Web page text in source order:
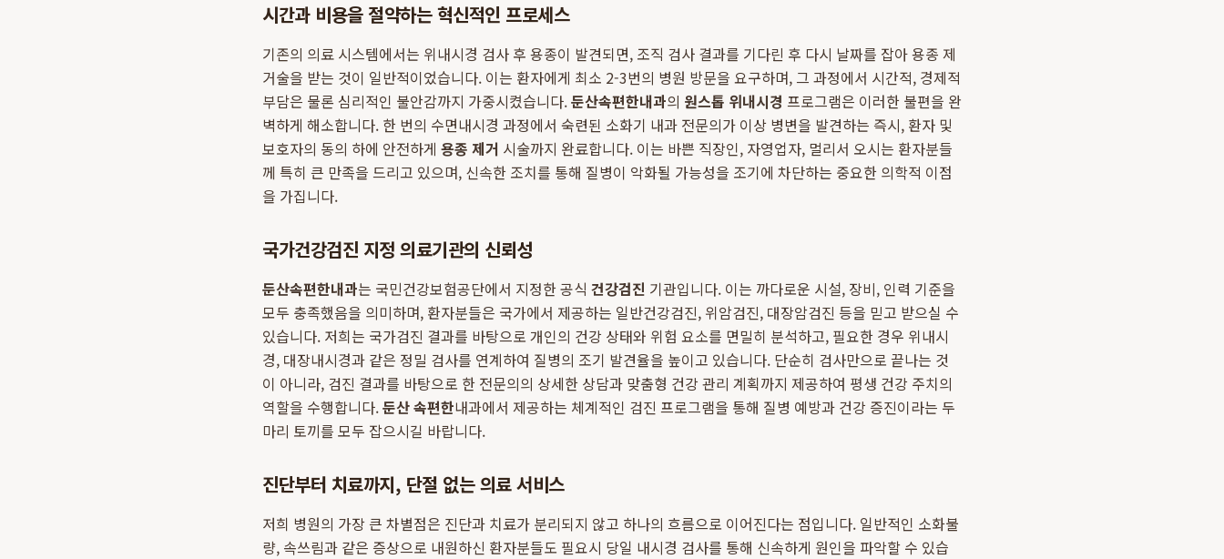
시간과 비용을 절약하는 혁신적인 프로세스
기존의 의료 시스템에서는 위내시경 검사 후 용종이 발견되면, 조직 검사 결과를 기다린 후 다시 날짜를 잡아 용종 제
거술을 받는 것이 일반적이었습니다. 이는 환자에게 최소 2-3번의 병원 방문을 요구하며, 그 과정에서 시간적, 경제적
부담은 물론 심리적인 불안감까지 가중시켰습니다.둔산속편한내과의 원스톱 위내시경 프로그램은 이러한 불편을 완
벽하게 해소합니다. 한 번의 수면내시경 과정에서 숙련된 소화기 내과 전문의가 이상 병변을 발견하는 즉시, 환자 및
보호자의 동의 하에 안전하게 용종 제거 시술까지 완료합니다. 이는 바쁜 직장인, 자영업자, 멀리서 오시는 환자분들
께 특히 큰 만족을 드리고 있으며, 신속한 조치를 통해 질병이 악화될 가능성을 조기에 차단하는 중요한 의학적 이점
을 가집니다.
국가건강검진 지정 의료기관의 신뢰성
둔산속편한내과는 국민건강보험공단에서 지정한 공식 건강검진 기관입니다. 이는 까다로운 시설, 장비, 인력 기준을
모두 충족했음을 의미하며, 환자분들은 국가에서 제공하는 일반건강검진, 위암검진, 대장암검진 등을 믿고 받으실 수
있습니다. 저희는 국가검진 결과를 바탕으로 개인의 건강 상태와 위험 요소를 면밀히 분석하고, 필요한 경우 위내시
경, 대장내시경과 같은 정밀 검사를 연계하여 질병의 조기 발견율을 높이고 있습니다. 단순히 검사만으로 끝나는 것
이 아니라, 검진 결과를 바탕으로 한 전문의의 상세한 상담과 맞춤형 건강 관리 계획까지 제공하여 평생 건강 주치의
역할을 수행합니다.둔산 속편한내과에서 제공하는 체계적인 검진 프로그램을 통해 질병 예방과 건강 증진이라는 두
마리 토끼를 모두 잡으시길 바랍니다.
진단부터 치료까지, 단절 없는 의료 서비스
저희 병원의 가장 큰 차별점은 진단과 치료가 분리되지 않고 하나의 흐름으로 이어진다는 점입니다. 일반적인 소화불
량, 속쓰림과 같은 증상으로 내원하신 환자분들도 필요시 당일 내시경 검사를 통해 신속하게 원인을 파악할 수 있습